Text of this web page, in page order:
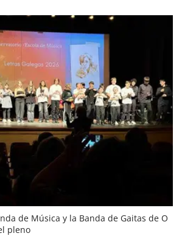
de Música y la Banda de Gaitas de O
pleno